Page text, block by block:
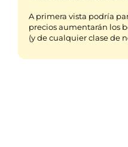
A primera vista podría
precios aumentarán los
(y de cualquier clase de